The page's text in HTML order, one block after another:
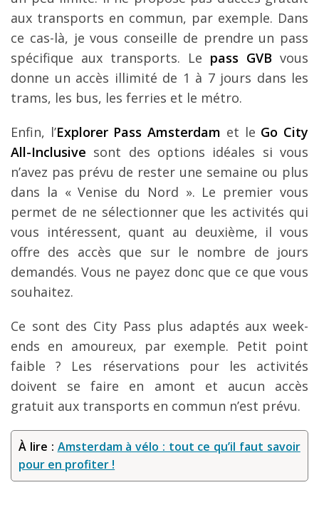
aux transports en commun, par exemple. Dans
ce cas-là, je vous conseille de prendre un pass
spécifique aux transports. Le pass GVB vous
donne un accès illimité de 1 à 7 jours dans les
trams, les bus, les ferries et le métro.
Enfin, l’Explorer Pass Amsterdam et le Go City
All-Inclusive sont des options idéales si vous
n’avez pas prévu de rester une semaine ou plus
dans la « Venise du Nord ». Le premier vous
permet de ne sélectionner que les activités qui
vous intéressent, quant au deuxième, il vous
offre des accès que sur le nombre de jours
demandés. Vous ne payez donc que ce que vous
souhaitez.
Ce sont des City Pass plus adaptés aux week-
ends en amoureux, par exemple. Petit point
faible ? Les réservations pour les activités
doivent se faire en amont et aucun accès
gratuit aux transports en commun n’est prévu.
À lire : Amsterdam à vélo : tout ce qu’il faut savoir
pour en profiter !